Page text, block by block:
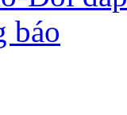
báo